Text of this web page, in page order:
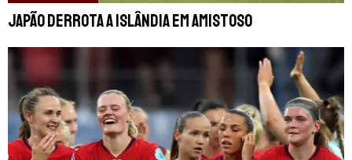
Japão derrota a Islândia em amistoso